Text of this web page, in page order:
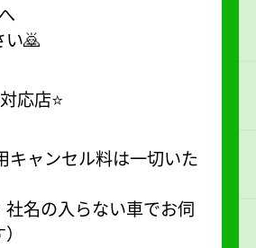
い🙇
応店⭐️
ャンセル料は一切いた
社名の入らない車でお伺